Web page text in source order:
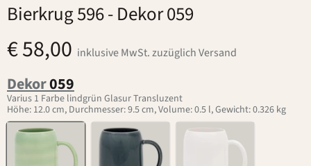
Bierkrug 596- Dekor 059
€ 58,00 inklusive MwSt. zuzüglich Versand
Dekor059
Varius 1 Farbe lindgrün Glasur Transluzent
Höhe: 12.0 cm, Durchmesser: 9.5 cm, Volume: 0.5 l, Gewicht: 0.326 kg